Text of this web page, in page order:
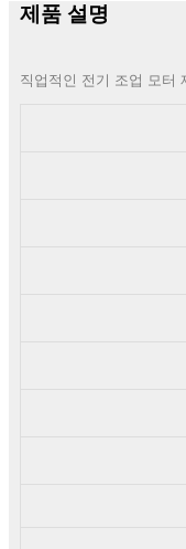
제품 설명
직업적인 전기 조업 모터